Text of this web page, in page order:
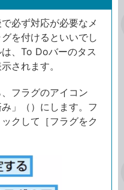
必ず対応が必要なメ
を付けるといいでし
、To Doバーのタス
されます。
フラグのアイコン
」（）にします。フ
クして［フラグをク